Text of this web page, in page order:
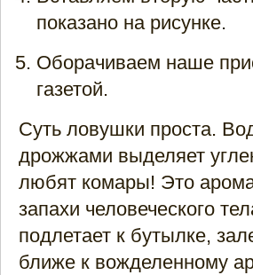
показано на рисунке.
Оборачиваем наше
газетой.
Суть ловушки проста.
дрожжами выделяет
любят комары! Это
запахи человеческого
подлетает к бутылке,
ближе к вожделенному